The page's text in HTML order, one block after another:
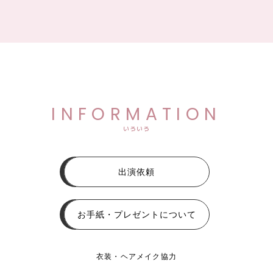
INFORMATION
いろいろ
出演依頼
お手紙・プレゼントについて
衣装・ヘアメイク協力